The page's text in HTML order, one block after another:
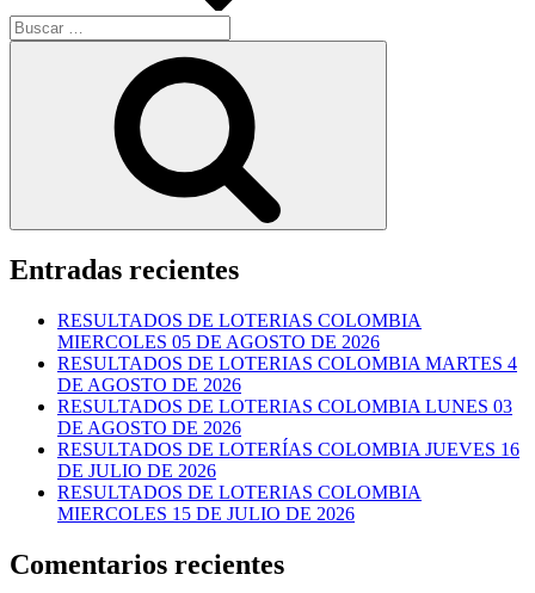
Buscar
por:
Entradas recientes
RESULTADOS DE LOTERIAS COLOMBIA
MIERCOLES 05 DE AGOSTO DE 2026
RESULTADOS DE LOTERIAS COLOMBIA MARTES 4
DE AGOSTO DE 2026
RESULTADOS DE LOTERIAS COLOMBIA LUNES 03
DE AGOSTO DE 2026
RESULTADOS DE LOTERÍAS COLOMBIA JUEVES 16
DE JULIO DE 2026
RESULTADOS DE LOTERIAS COLOMBIA
MIERCOLES 15 DE JULIO DE 2026
Comentarios recientes